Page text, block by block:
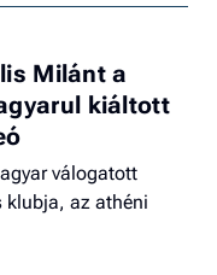
Milánt a
kiáltott
válogatott
az athéni